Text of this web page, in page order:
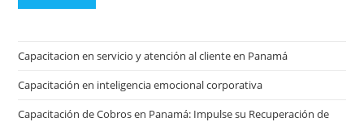
Capacitacion en servicio y atención al cliente en Panamá
Capacitación en inteligencia emocional corporativa
Capacitación de Cobros en Panamá: Impulse su Recuperación de